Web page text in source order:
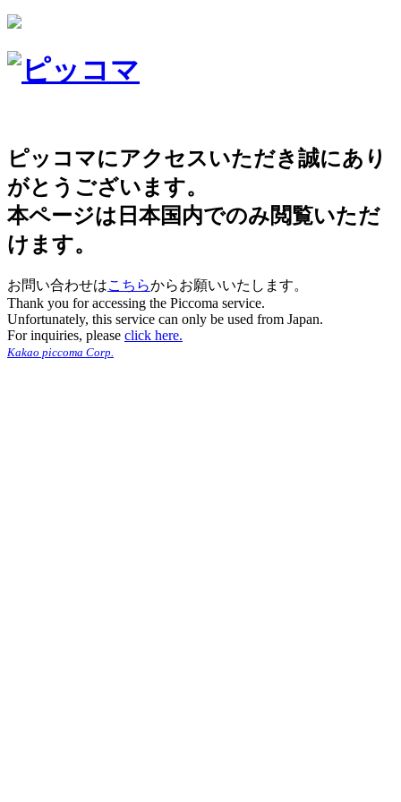
ピッコマにアクセスいただき誠にあり
がとうございます。
本ページは日本国内でのみ閲覧いただ
けます。
お問い合わせはこちらからお願いいたします。
Thank you for accessing the Piccoma service.
Unfortunately, this service can only be used from Japan.
For inquiries, please click here.
Kakao piccoma Corp.